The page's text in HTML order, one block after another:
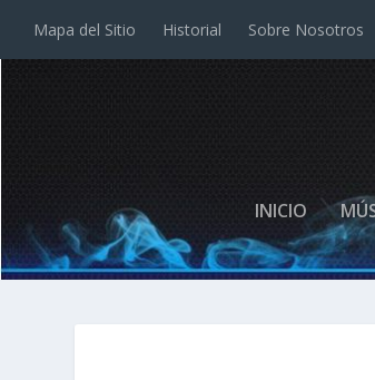
Mapa del Sitio Historial Sobre Nosotros
INICIO